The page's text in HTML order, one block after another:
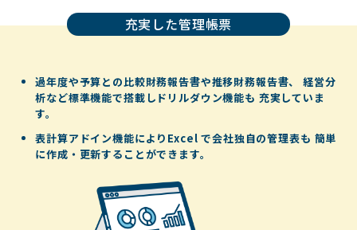
充実した管理帳票
過年度や予算との比較財務報告書や推移財務報告書、
経営分
析など標準機能で搭載しドリルダウン機能も 充実していま
す。
表計算アドイン機能によりExcel で会社独自の管理表も 簡単
に作成・更新することができます。